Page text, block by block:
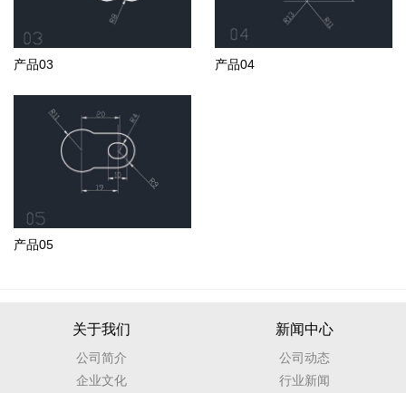
产品03 产品04
产品05
关于我们
公司简介
企业文化
新闻中心
公司动态
行业新闻